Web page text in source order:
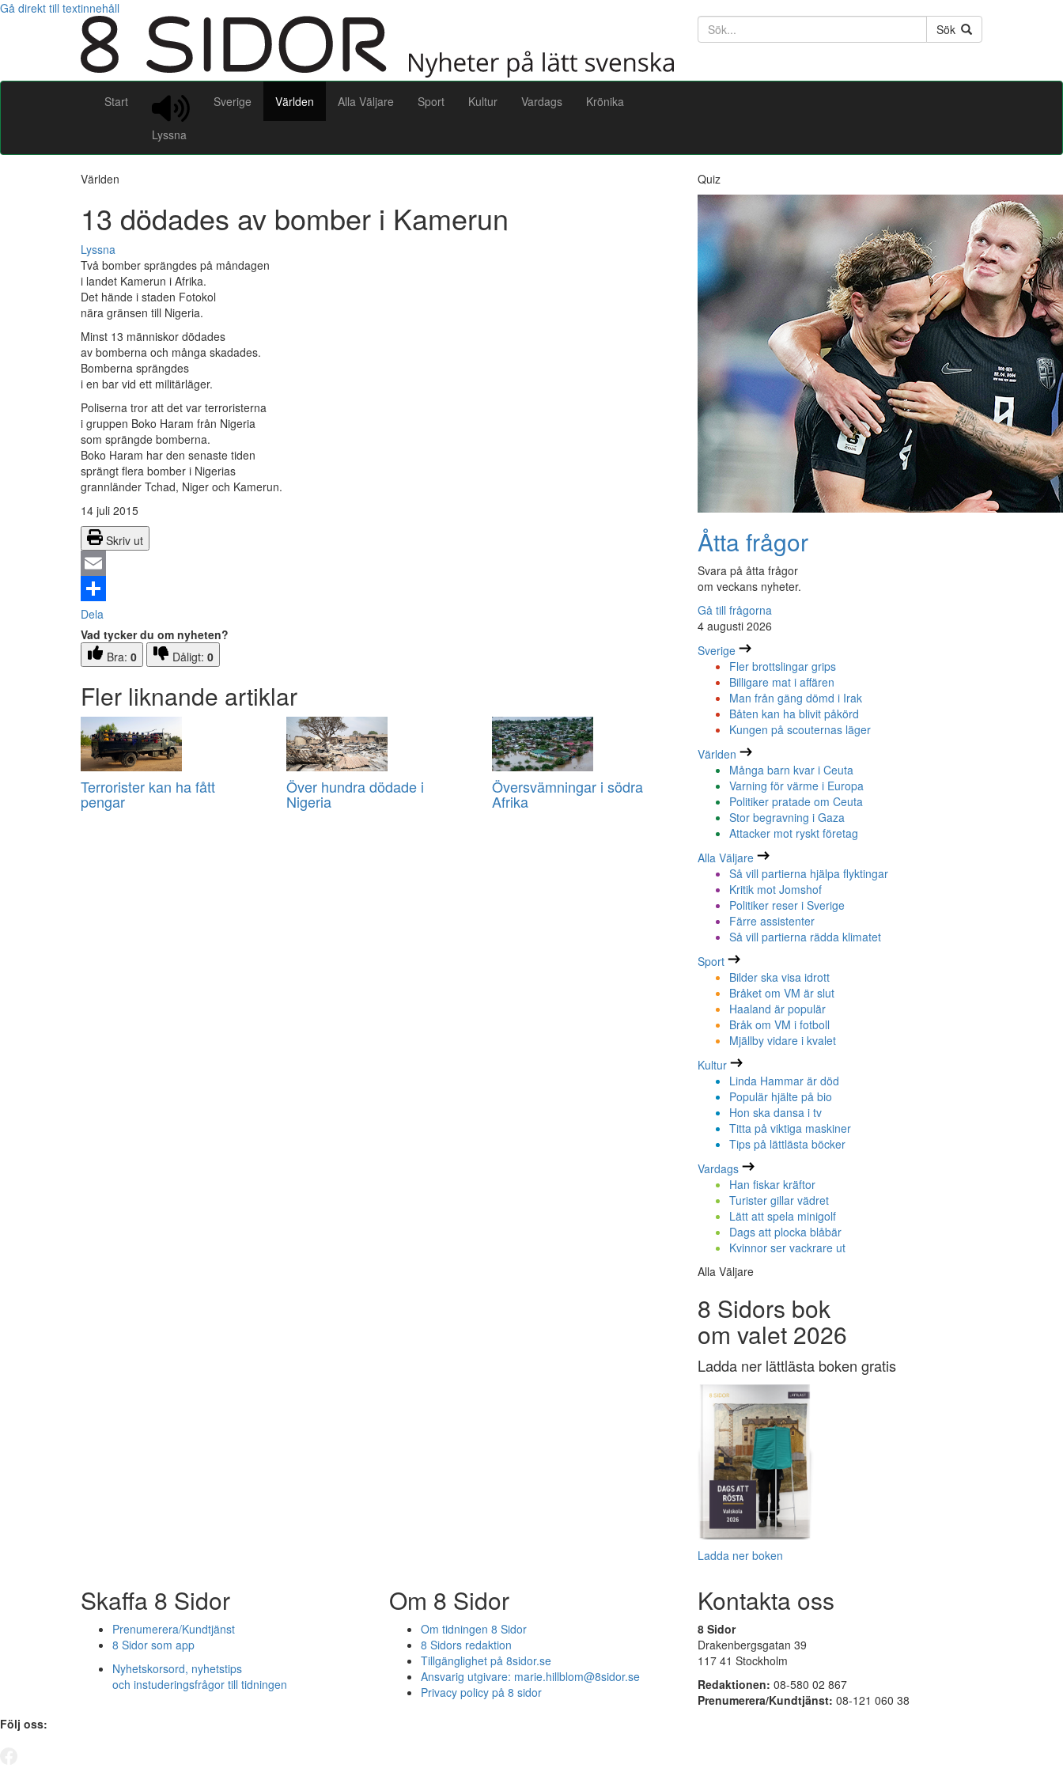
Gå direkt till textinnehåll
Söktext
Sök
Start
Lyssna
Sverige Världen Alla Väljare Sport Kultur Vardags Krönika
Världen
13 dödades av bomber i Kamerun
Lyssna
Två bomber sprängdes på måndagen
i landet Kamerun i Afrika.
Det hände i staden Fotokol
nära gränsen till Nigeria.
Minst 13 människor dödades
av bomberna och många skadades.
Bomberna sprängdes
i en bar vid ett militärläger.
Poliserna tror att det var terroristerna
i gruppen Boko Haram från Nigeria
som sprängde bomberna.
Boko Haram har den senaste tiden
sprängt flera bomber i Nigerias
grannländer Tchad, Niger och Kamerun.
14 juli 2015
Skriv ut
Email
Dela
Vad tycker du om nyheten?
Bra: 0 Dåligt: 0
Fler liknande artiklar
Terrorister kan ha fått
pengar
Över hundra dödade i
Nigeria
Översvämningar i södra
Afrika
Quiz
Åtta frågor
Svara på åtta frågor
om veckans nyheter.
Gå till frågorna
4 augusti 2026
Sverige
Fler brottslingar grips
Billigare mat i affären
Man från gäng dömd i Irak
Båten kan ha blivit påkörd
Kungen på scouternas läger
Världen
Många barn kvar i Ceuta
Varning för värme i Europa
Politiker pratade om Ceuta
Stor begravning i Gaza
Attacker mot ryskt företag
Alla Väljare
Så vill partierna hjälpa flyktingar
Kritik mot Jomshof
Politiker reser i Sverige
Färre assistenter
Så vill partierna rädda klimatet
Sport
Bilder ska visa idrott
Bråket om VM är slut
Haaland är populär
Bråk om VM i fotboll
Mjällby vidare i kvalet
Kultur
Linda Hammar är död
Populär hjälte på bio
Hon ska dansa i tv
Titta på viktiga maskiner
Tips på lättlästa böcker
Vardags
Han fiskar kräftor
Turister gillar vädret
Lätt att spela minigolf
Dags att plocka blåbär
Kvinnor ser vackrare ut
Alla Väljare
8 Sidors bok
om valet 2026
Ladda ner lättlästa boken gratis
Ladda ner boken
Skaffa 8 Sidor
Prenumerera/Kundtjänst
8 Sidor som app
Nyhetskorsord, nyhetstips
och instuderingsfrågor till tidningen
Om 8 Sidor
Om tidningen 8 Sidor
8 Sidors redaktion
Tillgänglighet på 8sidor.se
Ansvarig utgivare: marie.hillblom@8sidor.se
Privacy policy på 8 sidor
Kontakta oss
8 Sidor
Drakenbergsgatan 39
117 41 Stockholm
Redaktionen: 08-580 02 867
Prenumerera/Kundtjänst: 08-121 060 38
Följ oss: